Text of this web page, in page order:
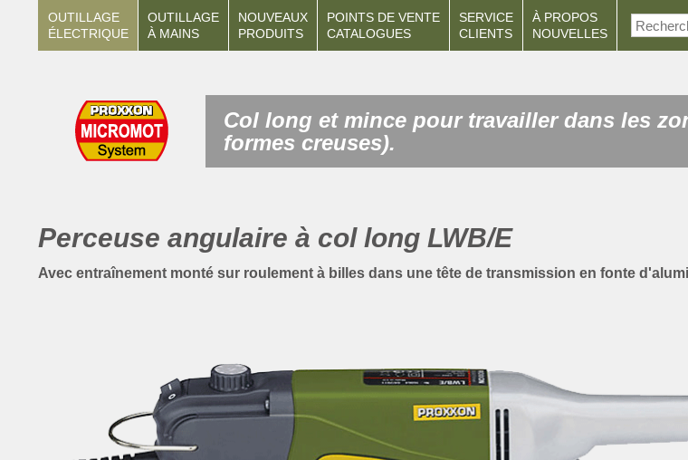
OUTILLAGE
ÉLECTRIQUE
OUTILLAGE
À MAINS
NOUVEAUX
PRODUITS
POINTS DE VENTE
CATALOGUES
SERVICE
CLIENTS
À PROPOS
NOUVELLES
Col long et mince pour travailler dans les
formes creuses).
Perceuse angulaire à col long LWB/E
Avec entraînement monté sur roulement à billes dans une tête de transmission en fonte